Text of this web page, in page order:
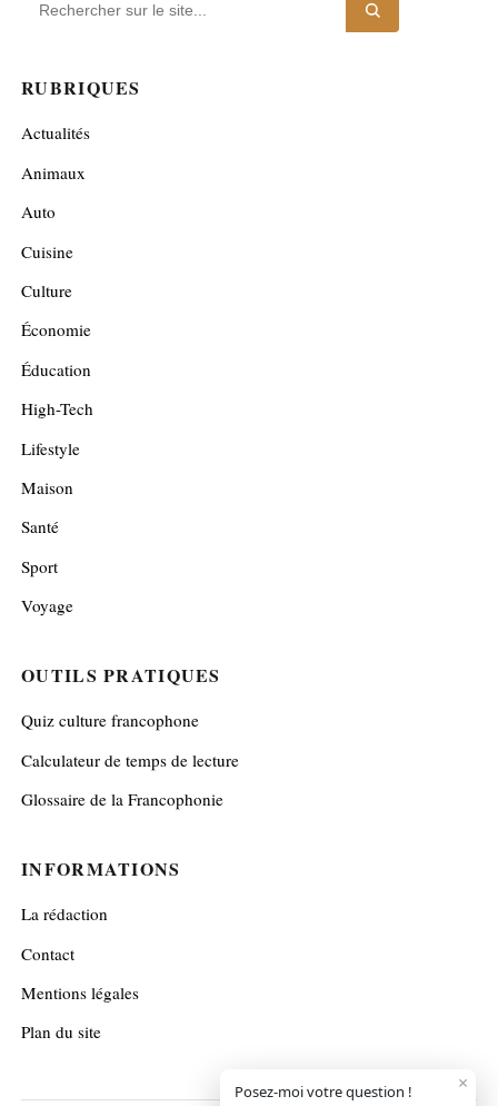
RUBRIQUES
Actualités
Animaux
Auto
Cuisine
Culture
Économie
Éducation
High-Tech
Lifestyle
Maison
Santé
Sport
Voyage
OUTILS PRATIQUES
Quiz culture francophone
Calculateur de temps de lecture
Glossaire de la Francophonie
INFORMATIONS
La rédaction
Contact
Mentions légales
Plan du site
×
Posez-moi votre question !